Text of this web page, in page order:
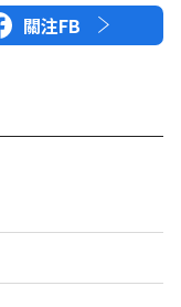
關注FB